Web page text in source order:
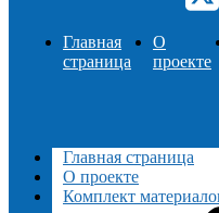
Главная
страница
О
проекте
Главная страница
О проекте
Комплект